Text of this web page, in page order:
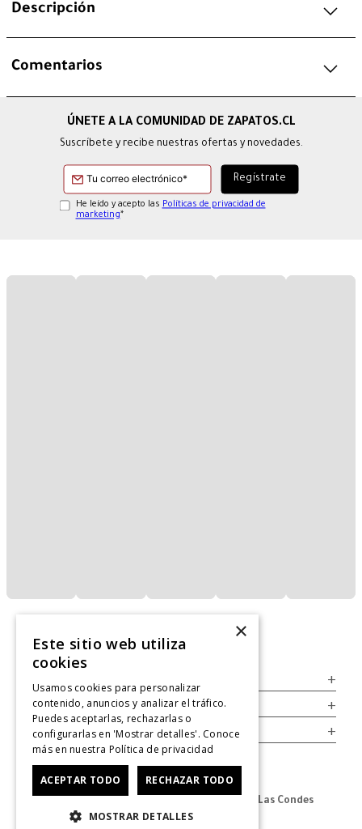
Descripción
Comentarios
Suscríbete y recibe nuestras ofertas y novedades.
He leído y acepto las Políticas de privacidad de
marketing*
+
Legal +
Cuenta +
Dirección Oficina: Av. Las Condes #11281 - Las Condes
Revisa nuestras tiendas
×
Este sitio web utiliza
cookies
Usamos cookies para personalizar
contenido, anuncios y analizar el tráfico.
Puedes aceptarlas, rechazarlas o
configurarlas en 'Mostrar detalles'. Conoce
más en nuestra Política de privacidad
ACEPTAR TODO RECHAZAR TODO
MOSTRAR DETALLES